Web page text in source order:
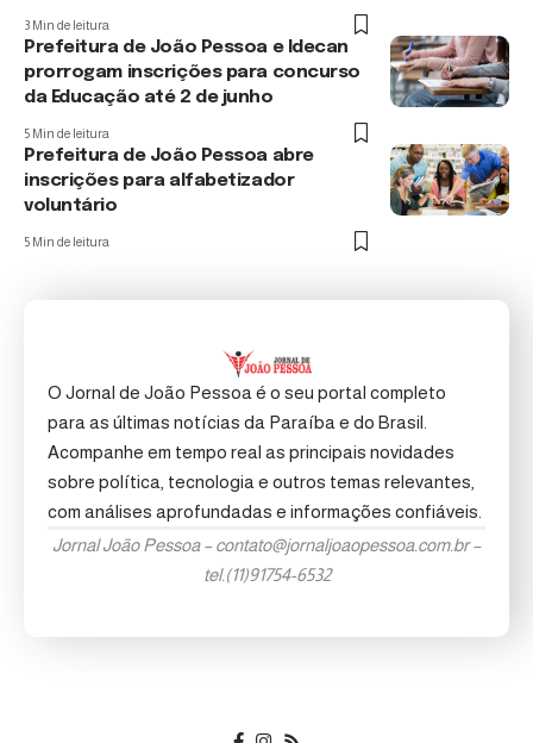
3 Min de leitura
Prefeitura de João Pessoa e Idecan
prorrogam inscrições para concurso
da Educação até 2 de junho
5 Min de leitura
Prefeitura de João Pessoa abre
inscrições para alfabetizador
voluntário
5 Min de leitura
O Jornal de João Pessoa é o seu portal completo
para as últimas notícias da Paraíba e do Brasil.
Acompanhe em tempo real as principais novidades
sobre política, tecnologia e outros temas relevantes,
com análises aprofundadas e informações confiáveis.
Jornal João Pessoa –contato@jornaljoaopessoa.com.br–
tel.(11)91754-6532